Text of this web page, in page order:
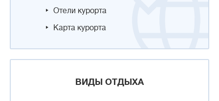
Отели курорта
Карта курорта
ВИДЫ ОТДЫХА